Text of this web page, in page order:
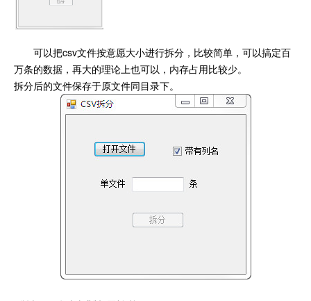
可以把csv文件按意愿大小进行拆分，比较简单，可以搞定百
万条的数据，再大的理论上也可以，内存占用比较少。
拆分后的文件保存于原文件同目录下。